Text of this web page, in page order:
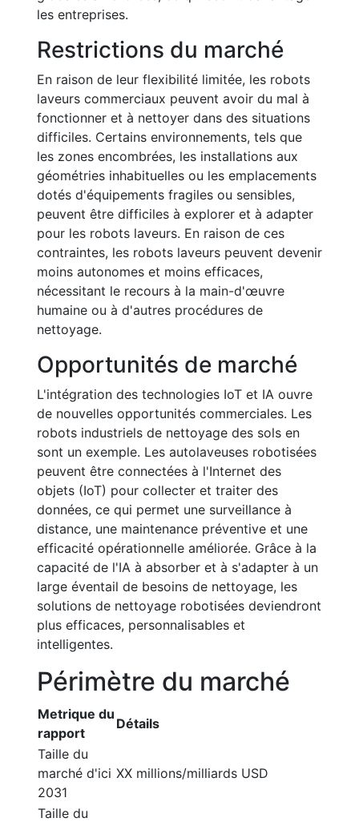
les entreprises.
Restrictions du marché
En raison de leur flexibilité limitée, les robots
laveurs commerciaux peuvent avoir du mal à
fonctionner et à nettoyer dans des situations
difficiles. Certains environnements, tels que
les zones encombrées, les installations aux
géométries inhabituelles ou les emplacements
dotés d'équipements fragiles ou sensibles,
peuvent être difficiles à explorer et à adapter
pour les robots laveurs. En raison de ces
contraintes, les robots laveurs peuvent devenir
moins autonomes et moins efficaces,
nécessitant le recours à la main-d'œuvre
humaine ou à d'autres procédures de
nettoyage.
Opportunités de marché
L'intégration des technologies IoT et IA ouvre
de nouvelles opportunités commerciales. Les
robots industriels de nettoyage des sols en
sont un exemple. Les autolaveuses robotisées
peuvent être connectées à l'Internet des
objets (IoT) pour collecter et traiter des
données, ce qui permet une surveillance à
distance, une maintenance préventive et une
efficacité opérationnelle améliorée. Grâce à la
capacité de l'IA à absorber et à s'adapter à un
large éventail de besoins de nettoyage, les
solutions de nettoyage robotisées deviendront
plus efficaces, personnalisables et
intelligentes.
Périmètre du marché
Metrique du
rapport
Détails
Taille du
marché d'ici
2031
XX millions/milliards USD
Taille du